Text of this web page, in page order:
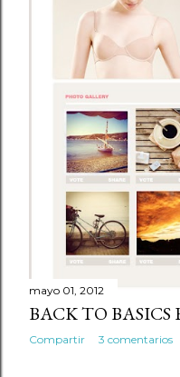
mayo 01, 2012
BACK TO BASICS
Compartir 3 comentarios